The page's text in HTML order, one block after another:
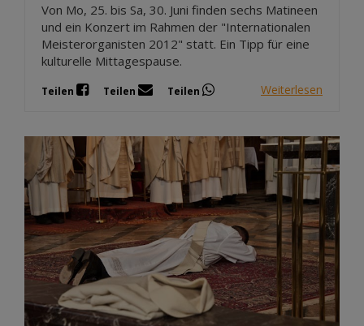
Von Mo, 25. bis Sa, 30. Juni finden sechs Matineen
und ein Konzert im Rahmen der "Internationalen
Meisterorganisten 2012" statt. Ein Tipp für eine
kulturelle Mittagespause.
Teilen Teilen Teilen Weiterlesen